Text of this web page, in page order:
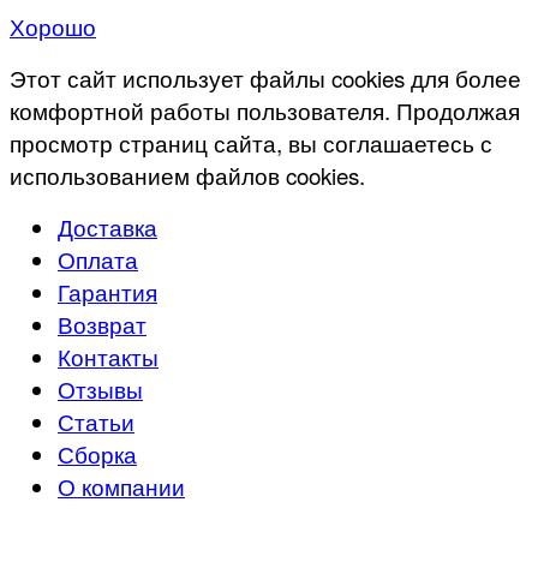
Хорошо
Этот сайт использует файлы cookies для более
комфортной работы пользователя. Продолжая
просмотр страниц сайта, вы соглашаетесь с
использованием файлов cookies.
Доставка
Оплата
Гарантия
Возврат
Контакты
Отзывы
Статьи
Сборка
О компании